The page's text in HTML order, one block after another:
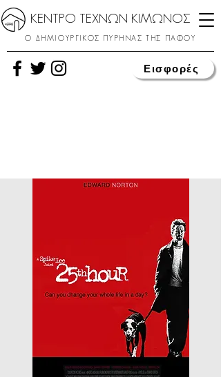
ΚΕΝΤΡΟ ΤΕΧΝΩΝ ΚΙΜΩΝΟΣ
Ο ΔΗΜΙΟΥΡΓΙΚΟΣ ΠΥΡΗΝΑΣ ΤΗΣ ΠΑΦΟΥ
Εισφορές